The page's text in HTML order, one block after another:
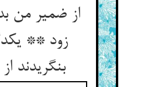
از ضمیر من
زود **
بنگریدند